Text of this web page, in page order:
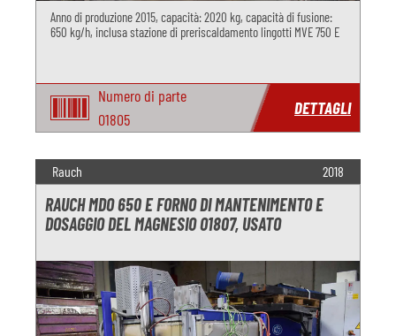
Anno di produzione 2015, capacità: 2020 kg, capacità di fusione:
650 kg/h, inclusa stazione di preriscaldamento lingotti MVE 750 E
Numero di parte
O1805
DETTAGLI
Rauch 2018
RAUCH MDO 650 E FORNO DI MANTENIMENTO E
DOSAGGIO DEL MAGNESIO O1807, USATO